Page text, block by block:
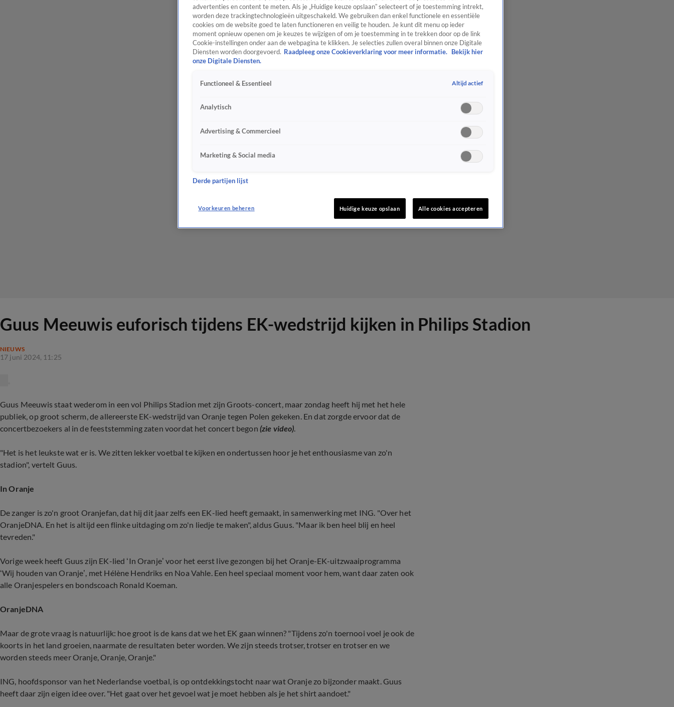
Guus Meeuwis euforisch tijdens EK-wedstrijd kijken in Philips Stadion
NIEUWS
17 juni 2024, 11:25
Guus Meeuwis staat wederom in een vol Philips Stadion met zijn Groots-concert, maar zondag heeft hij met het hele
publiek, op groot scherm, de allereerste EK-wedstrijd van Oranje tegen Polen gekeken. En dat zorgde ervoor dat de
concertbezoekers al in de feeststemming zaten voordat het concert begon (zie video).
"Het is het leukste wat er is. We zitten lekker voetbal te kijken en ondertussen hoor je het enthousiasme van zo'n
stadion", vertelt Guus.
In Oranje
De zanger is zo'n groot Oranjefan, dat hij dit jaar zelfs een EK-lied heeft gemaakt, in samenwerking met ING. "Over het
OranjeDNA. En het is altijd een flinke uitdaging om zo'n liedje te maken", aldus Guus. "Maar ik ben heel blij en heel
tevreden."
Vorige week heeft Guus zijn EK-lied ‘In Oranje’ voor het eerst live gezongen bij het Oranje-EK-uitzwaaiprogramma
‘Wij houden van Oranje’, met Hélène Hendriks en Noa Vahle. Een heel speciaal moment voor hem, want daar zaten ook
alle Oranjespelers en bondscoach Ronald Koeman.
OranjeDNA
Maar de grote vraag is natuurlijk: hoe groot is de kans dat we het EK gaan winnen? "Tijdens zo'n toernooi voel je ook de
koorts in het land groeien, naarmate de resultaten beter worden. We zijn steeds trotser, trotser en trotser en we
worden steeds meer Oranje, Oranje, Oranje."
ING, hoofdsponsor van het Nederlandse voetbal, is op ontdekkingstocht naar wat Oranje zo bijzonder maakt. Guus
heeft daar zijn eigen idee over. "Het gaat over het gevoel wat je moet hebben als je het shirt aandoet."
advertenties en content te meten. Als je „Huidige keuze opslaan” selecteert of je toestemming intrekt,
worden deze trackingtechnologieën uitgeschakeld. We gebruiken dan enkel functionele en essentiële
cookies om de website goed te laten functioneren en veilig te houden. Je kunt dit menu op ieder
moment opnieuw openen om je keuzes te wijzigen of om je toestemming in te trekken door op de link
Cookie-instellingen onder aan de webpagina te klikken. Je selecties zullen overal binnen onze Digitale
Diensten worden doorgevoerd. Raadpleeg onze Cookieverklaring voor meer informatie.
Bekijk hier
onze Digitale Diensten.
Functioneel & Essentieel Altijd actief
Analytisch
Advertising & Commercieel
Marketing & Social media
Derde partijen lijst
Voorkeuren beheren Huidige keuze opslaan Alle cookies accepteren